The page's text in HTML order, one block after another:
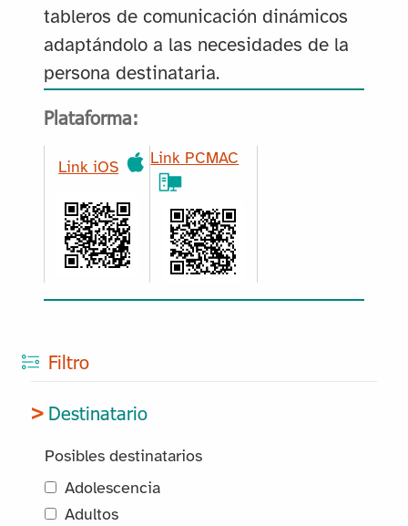
tableros de comunicación dinámicos
adaptándolo a las necesidades de la
persona destinataria.
Plataforma:
Link iOS
Link PCMAC
Filtro
Destinatario
Posibles destinatarios
Adolescencia
Adultos